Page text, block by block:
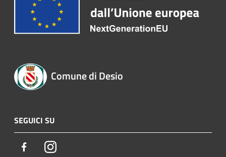
Comune di Desio
SEGUICI SU
FacebookInstagram